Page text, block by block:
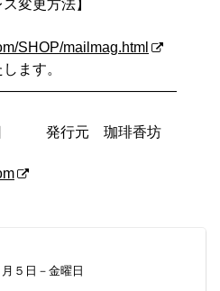
変更方法】
SHOP/mailmag.html
ます。
発行元 珈琲香坊
月５日－金曜日